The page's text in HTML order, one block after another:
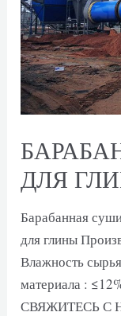
ДЛЯ
Барабанная
для глины
Влажность
материала :
СВЯЖИТЕСЬ С